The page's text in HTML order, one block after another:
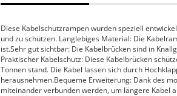
Diese Kabelschutzrampen wurden speziell
und zu schützen. Langlebiges Material: Die
ist.Sehr gut sichtbar: Die Kabelbrücken sind in
Praktischer Kabelschutz: Diese Kabelbrücken
Tonnen stand. Die Kabel lassen sich durch
herausnehmen.Bequeme Erweiterung: Dank des
miteinander verbunden werden, um längere Kabel